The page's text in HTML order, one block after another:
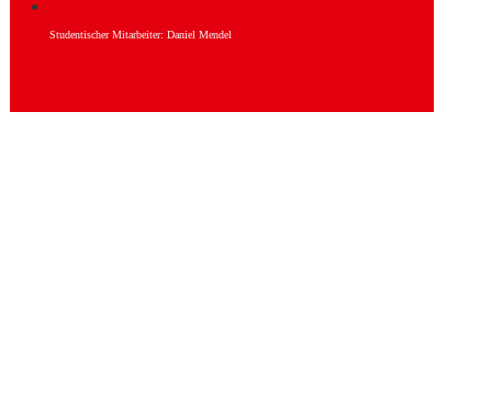
Studentischer Mitarbeiter: Daniel Mendel